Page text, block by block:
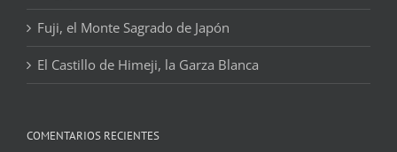
Fuji, el Monte Sagrado de Japón
El Castillo de Himeji, la Garza Blanca
COMENTARIOS RECIENTES